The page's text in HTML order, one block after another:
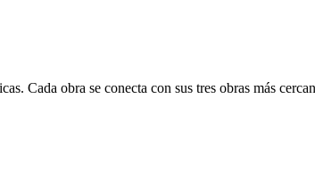
Cada obra se conecta con sus tres obras más